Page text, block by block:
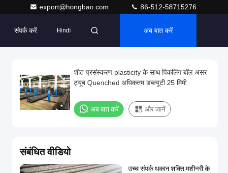
export@hongbao.com 86-512-58715276
संपर्क करें Hindi अब बात करें
शीत प्रसंस्करण plasticity के साथ पिकलिंग बॉल असर
ट्यूब Quenched अधिकतम डब्ल्यूटी 25 मिमी
अब बात करें और जानें
संबंधित वीडियो
उच्च संपर्क थकान शक्ति मशीनरी के